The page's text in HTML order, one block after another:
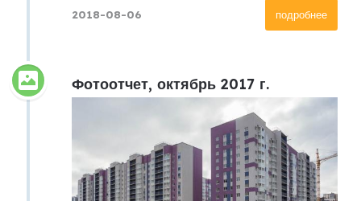
подробнее
2018-08-06
Фотоотчет, октябрь 2017 г.